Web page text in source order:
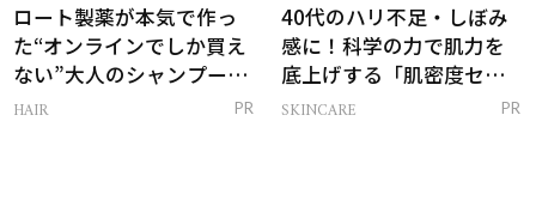
ロート製薬が本気で作っ
た“オンラインでしか買え
ない”大人のシャンプー＆
トリートメントって？
HAIR PR
40代のハリ不足・しぼみ
感に！科学の力で肌力を
底上げする「肌密度セラ
ム」
SKINCARE PR